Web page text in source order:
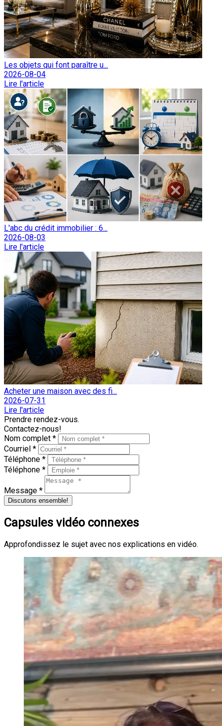
Les objets qui font paraître u...
2026-08-04
Lire l'article
L'abc du crédit immobilier : 6...
2026-08-03
Lire l'article
Acheter une maison avec des fi...
2026-07-31
Lire l'article
Prendre rendez-vous.
Contactez-nous!
Nom complet *
Courriel *
Téléphone *
Téléphone *
Message *
Discutons ensemble!
Capsules vidéo connexes
Approfondissez le sujet avec nos explications en vidéo.